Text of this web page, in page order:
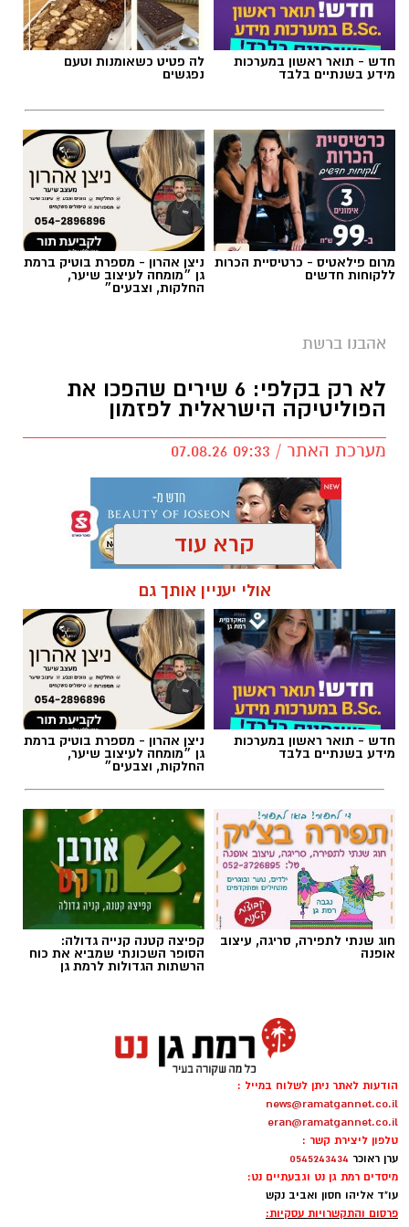
חדש - תואר ראשון במערכות
מידע בשנתיים בלבד
לה פטיט כשאומנות וטעם
נפגשים
מרום פילאטיס - כרטיסיית הכרות
ללקוחות חדשים
ניצן אהרון - מספרת בוטיק ברמת
גן ״מומחה לעיצוב שיער,
החלקות, וצבעים״
אהבנו ברשת
לא רק בקלפי: 6 שירים שהפכו את
הפוליטיקה הישראלית לפזמון
מערכת האתר / 09:33 07.08.26
טקסט פוליטי, שירים פוליטיים
חברתית
שירים שהפכו את הפוליטיקה הישראלית לפזמון
לא רק בקלפי: 6 שירים שהפכו את הפוליטיקה
הישראלית לפזמון
ממערכת הבחירות ועד יוקר המחיה, מהסטיקרים
על המכוניות ועד החלום לברוח ללונדון – הרבה
לפני הרשתות החברתיות, הזמרים כבר ידעו
להגיד את מה שהציבור חושב.
קרא עוד
אולי יעניין אותך גם
חדש - תואר ראשון במערכות
מידע בשנתיים בלבד
ניצן אהרון - מספרת בוטיק ברמת
גן ״מומחה לעיצוב שיער,
החלקות, וצבעים״
חוג שנתי לתפירה, סריגה, עיצוב
אופנה
קפיצה קטנה קנייה גדולה:
הסופר השכונתי שמביא את כוח
הרשתות הגדולות לרמת גן
הודעות לאתר ניתן לשלוח במייל :
news@ramatgannet.co.il
eran@ramatgannet.co.il
טלפון ליצירת קשר :
ערן ראוכר 0545243434
מיסדים רמת גן נט וגבעתיים נט:
עו"ד אליהו חסון ואביב נקש
פרסום והתקשרויות עסקיות: